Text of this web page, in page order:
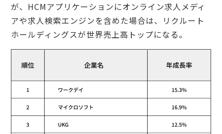
が、HCMアプリケーションにオンライン求人メディ
アや求人検索エンジンを含めた場合は、リクルート
ホールディングスが世界売上高トップになる。